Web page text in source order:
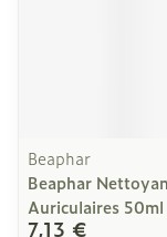
Beaphar
Beaphar
Auriculaires 50ml
7,13 €